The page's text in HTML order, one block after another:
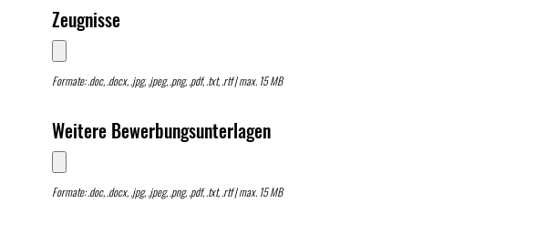
Zeugnisse
Formate: .doc, .docx, .jpg, .jpeg, .png, .pdf, .txt, .rtf | max. 15 MB
Weitere Bewerbungsunterlagen
Formate: .doc, .docx, .jpg, .jpeg, .png, .pdf, .txt, .rtf | max. 15 MB